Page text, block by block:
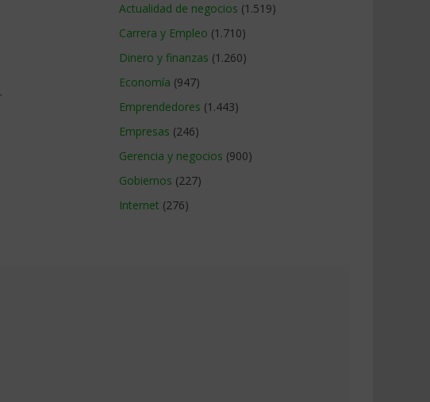
.
Actualidad de negocios (1.519)
Carrera y Empleo (1.710)
Dinero y finanzas (1.260)
Economía (947)
Emprendedores (1.443)
Empresas (246)
Gerencia y negocios (900)
Gobiernos (227)
Internet (276)